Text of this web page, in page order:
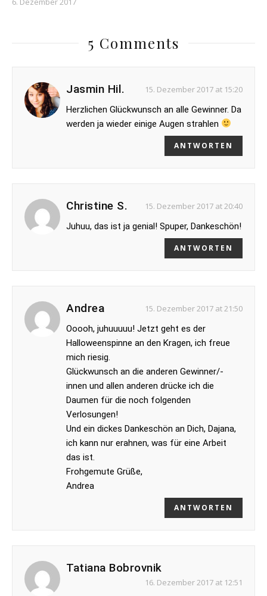
5 Comments
Jasmin Hil.
15. Dezember 2017 at 15:20
Herzlichen Glückwunsch an alle Gewinner. Da
werden ja wieder einige Augen strahlen
ANTWORTEN
Christine S.
15. Dezember 2017 at 20:40
Juhuu, das ist ja genial! Spuper, Dankeschön!
ANTWORTEN
Andrea
15. Dezember 2017 at 21:50
Ooooh, juhuuuuu! Jetzt geht es der
Halloweenspinne an den Kragen, ich freue
mich riesig.
Glückwunsch an die anderen Gewinner/-
innen und allen anderen drücke ich die
Daumen für die noch folgenden
Verlosungen!
Und ein dickes Dankeschön an Dich, Dajana,
ich kann nur erahnen, was für eine Arbeit
das ist.
Frohgemute Grüße,
Andrea
ANTWORTEN
Tatiana Bobrovnik
16. Dezember 2017 at 12:51